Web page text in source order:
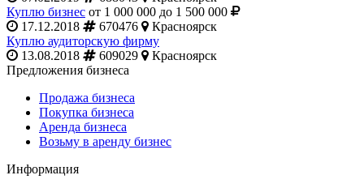
Куплю бизнес от 1 000 000 до 1 500 000
17.12.2018
670476
Красноярск
Куплю аудиторскую фирму
13.08.2018
609029
Красноярск
Предложения бизнеса
Продажа бизнеса
Покупка бизнеса
Аренда бизнеса
Возьму в аренду бизнес
Информация